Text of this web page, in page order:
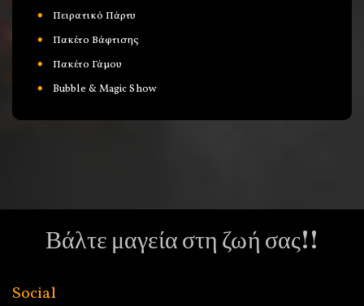
Πειρατικό Πάρτυ
Πακέτο Βάφτισης
Πακέτο Γάμου
Bubble & Magic Show
Βάλτε μαγεία στη ζωή σας!!
Social